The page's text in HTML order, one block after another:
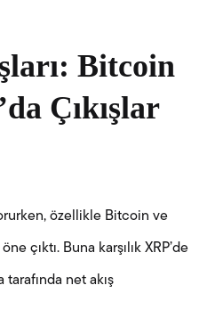
Bitcoin
Çıkışlar
özellikle Bitcoin ve
çıktı. Buna karşılık XRP’de
tarafında net akış